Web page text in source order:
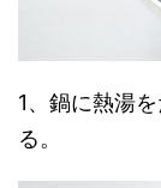
1、鍋に熱湯
る。